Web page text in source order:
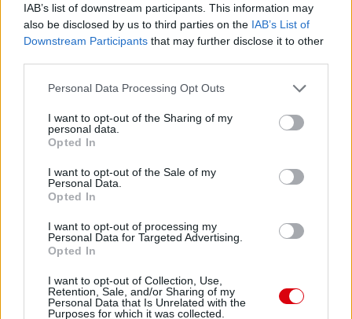
IAB’s list of downstream participants. This information may
also be disclosed by us to third parties on the IAB’s List of
Downstream Participants that may further disclose it to other
Please note that this website/app uses one or more Google
not limited to your visit or usage behaviour. You may click to
grant or deny consent to Google and its third-party tags to
use your data for below specified purposes in below Google
consent section.
Personal Data Processing Opt Outs
I want to opt-out of the Sharing of my
personal data.
Opted In
I want to opt-out of the Sale of my
Personal Data.
Opted In
I want to opt-out of processing my
Personal Data for Targeted Advertising.
Opted In
I want to opt-out of Collection, Use,
Retention, Sale, and/or Sharing of my
Personal Data that Is Unrelated with the
Purposes for which it was collected.
Paris Saint-Germainvs
Manchester United
Felkészülési szezon 4. mérkőzés
Nya Ullevi, Göteborg
Leeds Unitedvs Manchester United 2026-08-12 20:30
vs
ELŐZŐ MÉRKŐZÉSEK
Támogatás